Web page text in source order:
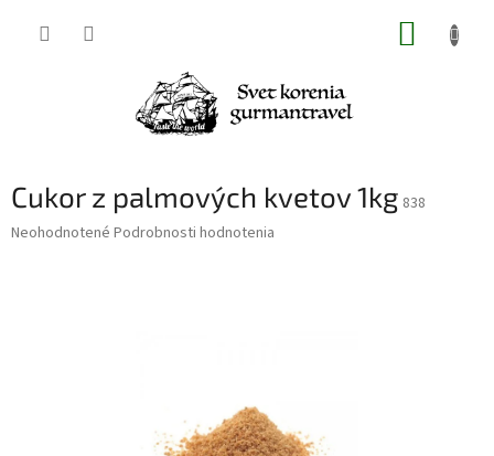
Cukor z palmových kvetov 1kg 838
Priemerné
Neohodnotené Podrobnosti hodnotenia